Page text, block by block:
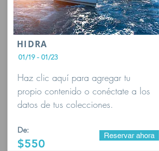
HIDRA
01/19 - 01/23
Haz clic aquí para agregar tu
propio contenido o conéctate a los
datos de tus colecciones.
De:
$550
Reservar ahora